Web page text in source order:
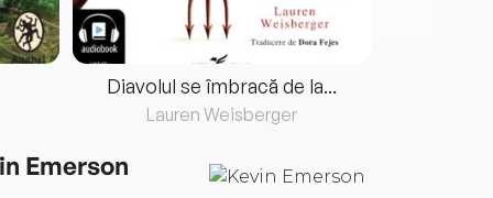
Diavolul se îmbracă de la...
Lauren Weisberger
Emerson